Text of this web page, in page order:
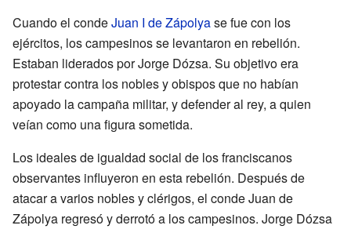
Cuando el condeJuan I de Zápolyase fue con los
ejércitos, los campesinos se levantaron en rebelión.
Estaban liderados por Jorge Dózsa. Su objetivo era
protestar contra los nobles y obispos que no habían
apoyado la campaña militar, y defender al rey, a quien
veían como una figura sometida.
Los ideales de igualdad social de los franciscanos
observantes influyeron en esta rebelión. Después de
atacar a varios nobles y clérigos, el conde Juan de
Zápolya regresó y derrotó a los campesinos. Jorge Dózsa